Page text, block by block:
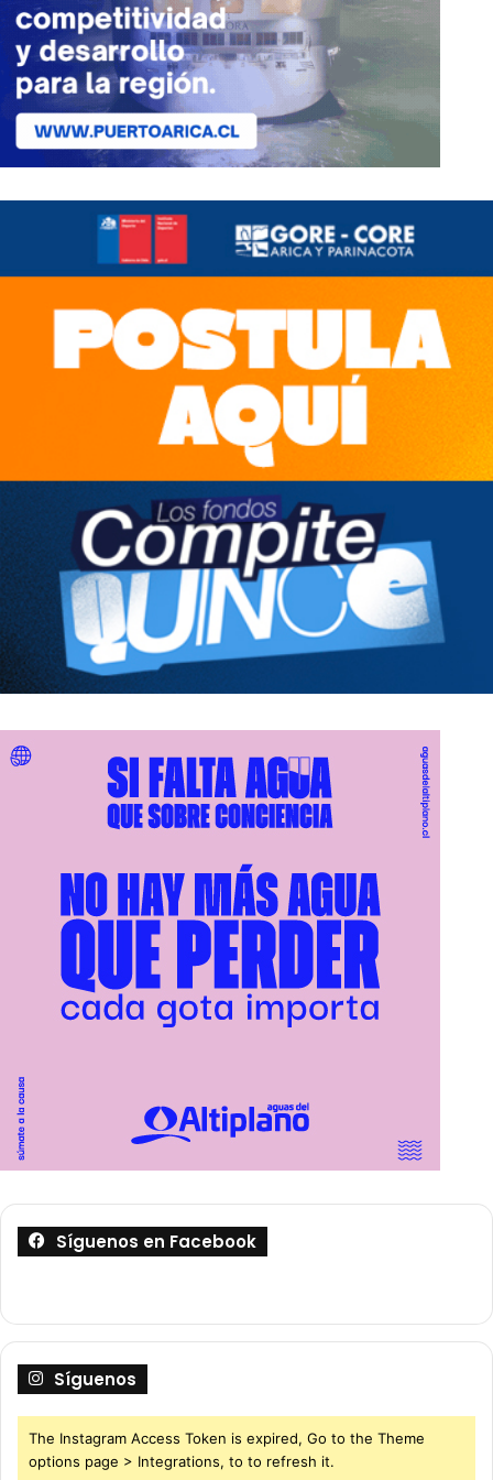
Síguenos en Facebook
Síguenos
The Instagram Access Token is expired, Go to the Theme
options page > Integrations, to to refresh it.